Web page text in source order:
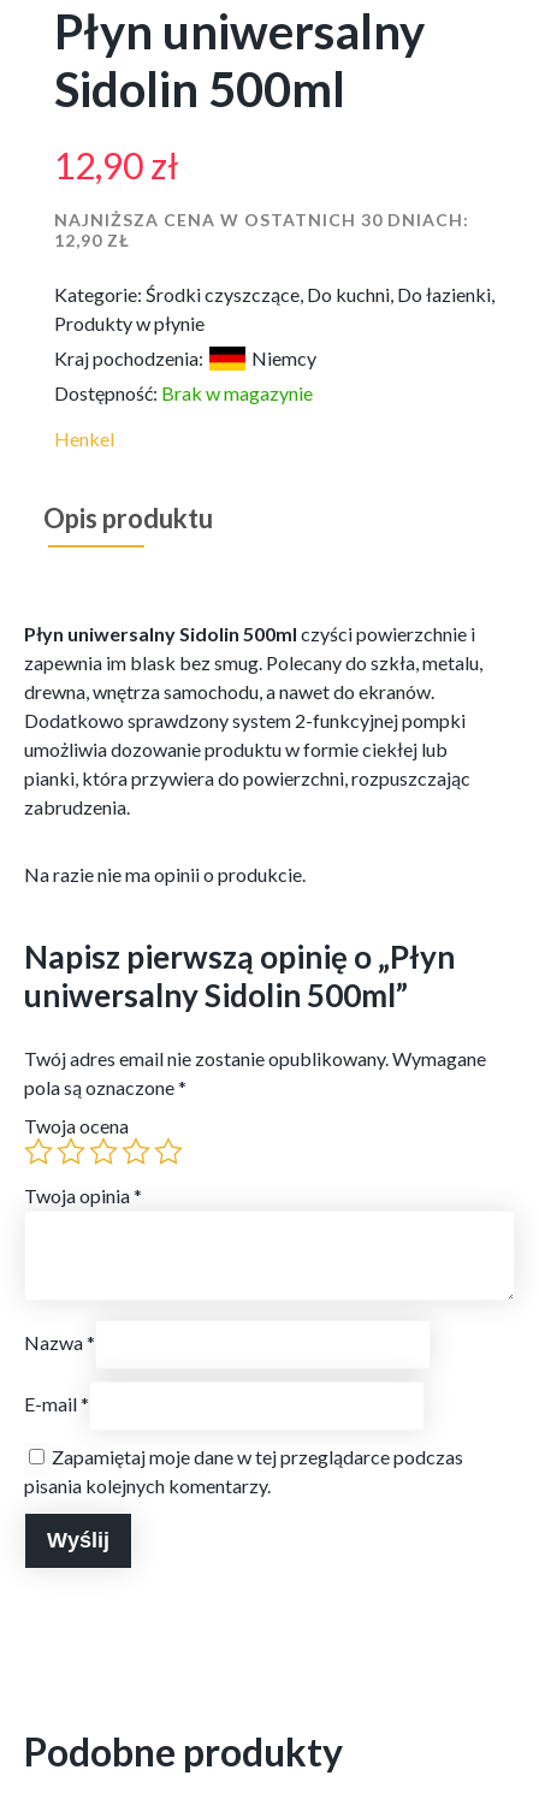
Płyn uniwersalny
Sidolin 500ml
12,90zł
NAJNIŻSZA CENA W OSTATNICH 30 DNIACH:
12,90 ZŁ
Kategorie: Środki czyszczące Do kuchni Do łazienki
Produkty w płynie
Kraj pochodzenia:
Niemcy
Dostępność: Brak w magazynie
Henkel
Opis produktu
Płyn uniwersalny Sidolin 500ml czyści powierzchnie i
zapewnia im blask bez smug. Polecany do szkła, metalu,
drewna, wnętrza samochodu, a nawet do ekranów.
Dodatkowo sprawdzony system 2-funkcyjnej pompki
umożliwia dozowanie produktu w formie ciekłej lub
pianki, która przywiera do powierzchni, rozpuszczając
zabrudzenia.
Na razie nie ma opinii o produkcie.
Napisz pierwszą opinię o „Płyn
uniwersalny Sidolin 500ml”
Twój adres email nie zostanie opublikowany. Wymagane
pola są oznaczone*
Twoja ocena
Twoja opinia*
Nazwa*
E-mail*
Zapamiętaj moje dane w tej przeglądarce podczas
pisania kolejnych komentarzy.
Podobne produkty